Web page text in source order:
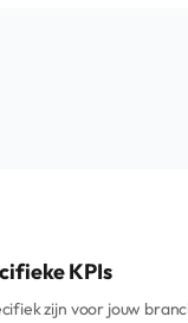
KPIs
zijn voor jouw